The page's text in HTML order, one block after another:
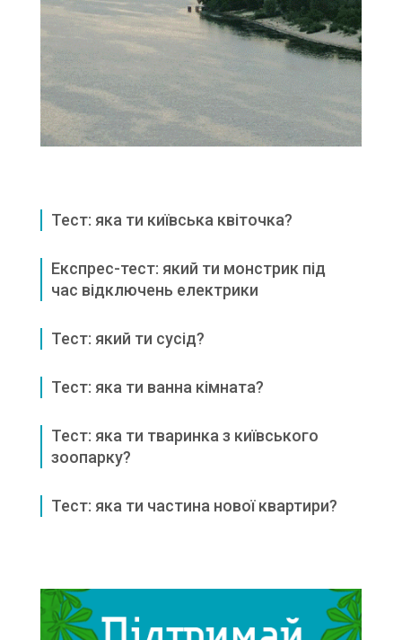
Тест: яка ти київська квіточка?
Експрес-тест: який ти монстрик під
час відключень електрики
Тест: який ти сусід?
Тест: яка ти ванна кімната?
Тест: яка ти тваринка з київського
зоопарку?
Тест: яка ти частина нової квартири?